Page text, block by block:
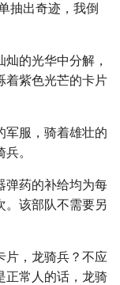
抽出奇迹，我倒
的光华中分解，
着紫色光芒的卡片
军服，骑着雄壮的
。
弹药的补给均为每
。该部队不需要另
片，龙骑兵？不应
正常人的话，龙骑